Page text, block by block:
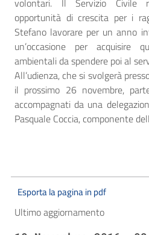
opportunità di crescita per i
Stefano lavorare per un anno
un’occasione per acquisire
ambientali da spendere poi al
All’udienza, che si svolgerà
il prossimo 26 novembre,
accompagnati da una
Pasquale Coccia, componente
Esporta la pagina in pdf
Ultimo aggiornamento